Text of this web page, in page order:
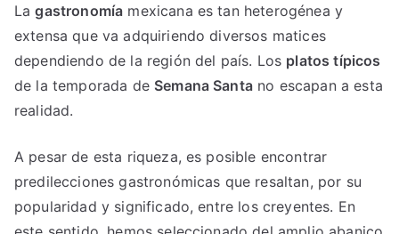
Lagastronomía mexicana es tan heterogénea y
extensa que va adquiriendo diversos matices
dependiendo de la región del país. Los platos típicos
de la temporada de Semana Santano escapan a esta
realidad.
A pesar de esta riqueza, es posible encontrar
predilecciones gastronómicas que resaltan, por su
popularidad y significado, entre los creyentes. En